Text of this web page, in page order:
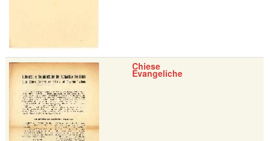
Chiese
Evangeliche